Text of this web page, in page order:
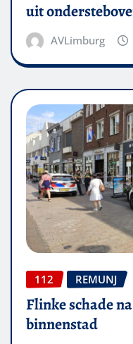
uit
AVLimburg
112 REMUNJ
Flinke schade
binnenstad